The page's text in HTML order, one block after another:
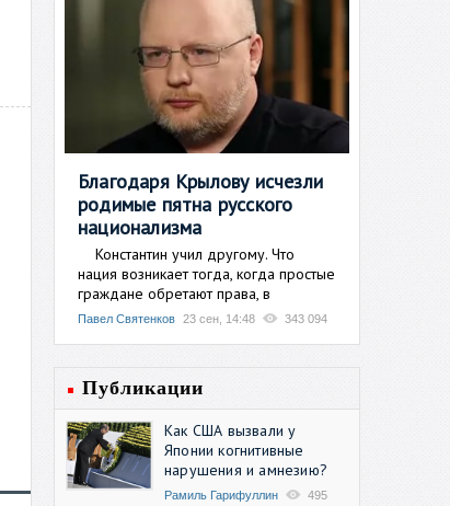
Благодаря Крылову исчезли
родимые пятна русского
национализма
Константин учил другому. Что
нация возникает тогда, когда простые
граждане обретают права, в
Павел Святенков 23 сен, 14:48 343 094
Публикации
Как США вызвали у
Японии когнитивные
нарушения и амнезию?
Рамиль Гарифуллин 495